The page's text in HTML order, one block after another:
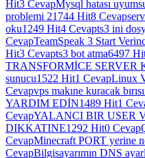
Hit3 CevapMysql hatası
problemi 21744 Hit8 Cevap
oku1249 Hit4 Cevapts3 ini
CevapTeamSpeak 3 Start
Hit3 Cevapts3 bot atma6497
TRANSFORMİCE SERVER
sunucu1522 Hit1 CevapLinux
Cevapvps makıne kuracak
YARDIM EDİN1489 Hit1
CevapYALANCI BIR USER
DIKKATINE1292 Hit0 Cevap
CevapMinecraft PORT yerine
CevapBilgisayarımın DNS